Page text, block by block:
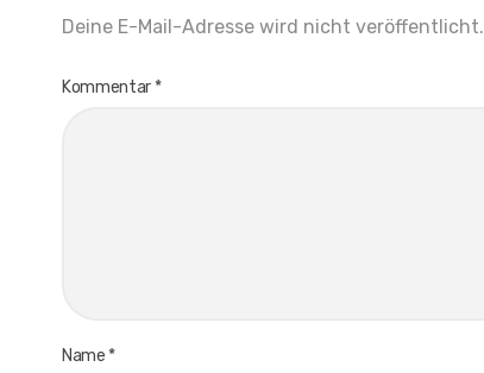
Deine E-Mail-Adresse wird nicht veröffentlicht.
Kommentar *
Name *